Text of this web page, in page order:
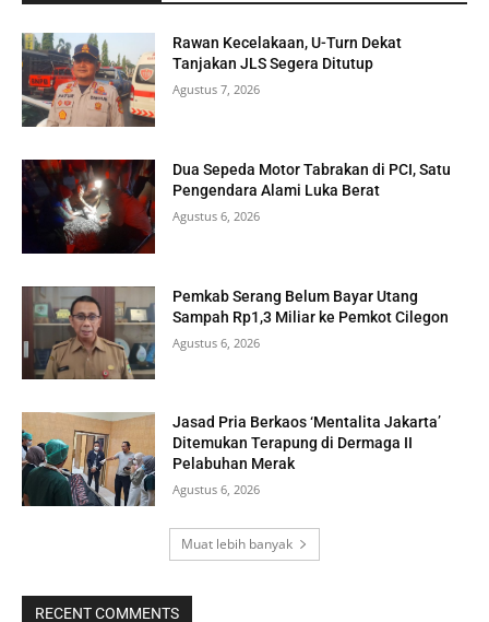
Rawan Kecelakaan, U-Turn Dekat
Tanjakan JLS Segera Ditutup
Agustus 7, 2026
Dua Sepeda Motor Tabrakan di PCI, Satu
Pengendara Alami Luka Berat
Agustus 6, 2026
Pemkab Serang Belum Bayar Utang
Sampah Rp1,3 Miliar ke Pemkot Cilegon
Agustus 6, 2026
Jasad Pria Berkaos ‘Mentalita Jakarta’
Ditemukan Terapung di Dermaga II
Pelabuhan Merak
Agustus 6, 2026
Muat lebih banyak
RECENT COMMENTS